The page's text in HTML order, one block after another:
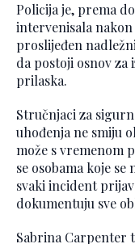
Policija je, prema
intervenisala
proslijeđen
da postoji osnov
prilaska.
Stručnjaci za
uhođenja ne smiju
može s vremenom
se osobama koje
svaki incident
dokumentuju sve
Sabrina Carpenter